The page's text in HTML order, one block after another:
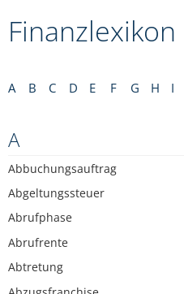
Finanzlexikon
A B C D E F G H I
A
Abbuchungsauftrag
Abgeltungssteuer
Abrufphase
Abrufrente
Abtretung